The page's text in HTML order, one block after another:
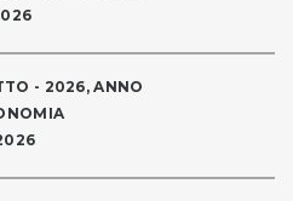
- 2026, ANNO